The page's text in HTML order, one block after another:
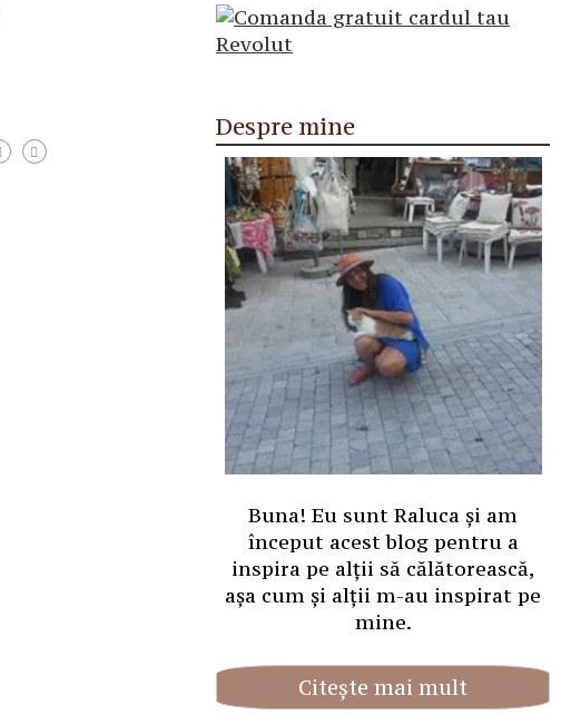
Despre mine
Buna! Eu sunt Raluca și am
început acest blog pentru a
inspira pe alții să călătorească,
așa cum și alții m-au inspirat pe
mine.
Citește mai mult